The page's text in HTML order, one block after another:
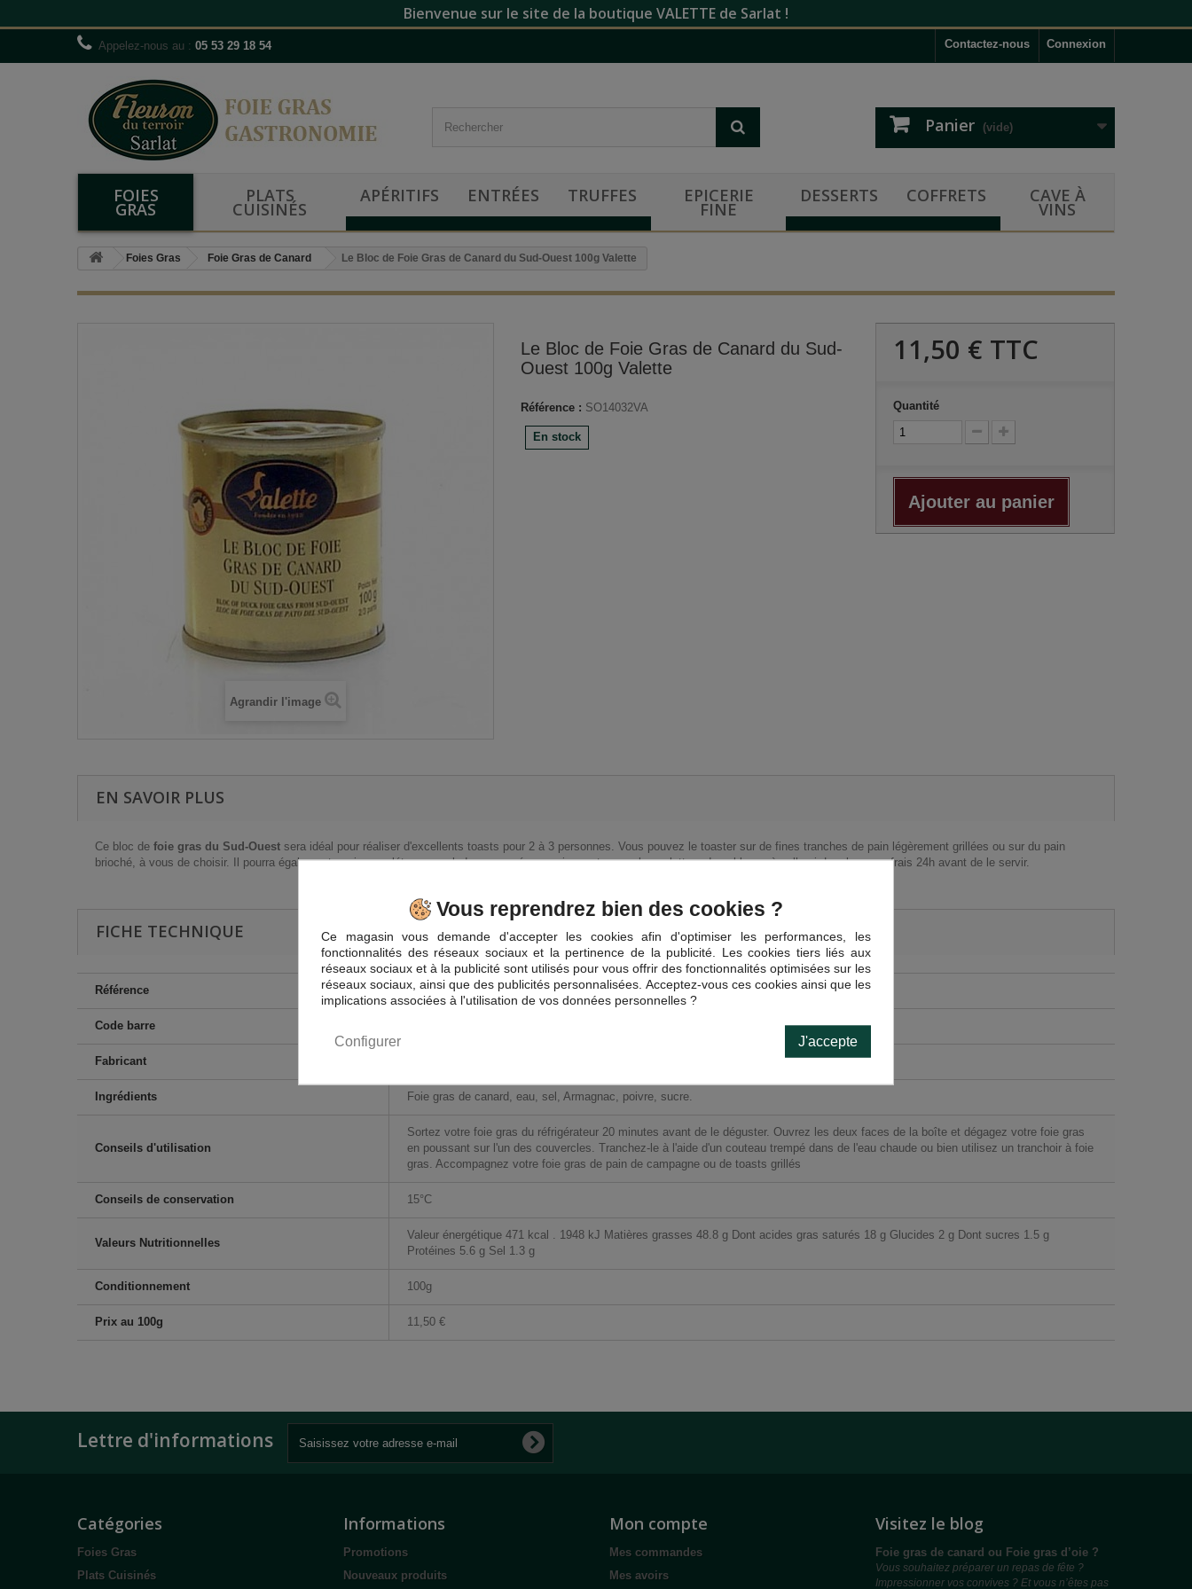
Bienvenue sur le site de la boutique VALETTE de Sarlat !
Connexion
Contactez-nous
Appelez-nous au : 05 53 29 18 54
Panier (vide)
FOIES
GRAS
PLATS
CUISINÉS
APÉRITIFS ENTRÉES TRUFFES EPICERIE
FINE
DESSERTS COFFRETS CAVE À
VINS
Foies Gras Foie Gras de Canard Le Bloc de Foie Gras de Canard du Sud-Ouest 100g Valette
Agrandir l'image
Le Bloc de Foie Gras de Canard du Sud-
Ouest 100g Valette
Référence : SO14032VA
En stock
11,50 € TTC
Quantité
Ajouter au panier
EN SAVOIR PLUS
Ce bloc de foie gras du Sud-Ouest sera idéal pour réaliser d'excellents toasts pour 2 à 3 personnes. Vous pouvez le toaster sur de fines tranches de pain légèrement grillées ou sur du pain
brioché, à vous de choisir. Il pourra également venir compléter une salade composée ce qui apportera quelques lettres de noblesse à celle-ci. Le placer au frais 24h avant de le servir.
FICHE TECHNIQUE
Référence SO14032VA
Code barre
Fabricant
Ingrédients Foie gras de canard, eau, sel, Armagnac, poivre, sucre.
Conseils d'utilisation
Sortez votre foie gras du réfrigérateur 20 minutes avant de le déguster. Ouvrez les deux faces de la boîte et dégagez votre foie gras
en poussant sur l'un des couvercles. Tranchez-le à l'aide d'un couteau trempé dans de l'eau chaude ou bien utilisez un tranchoir à foie
gras. Accompagnez votre foie gras de pain de campagne ou de toasts grillés
Conseils de conservation 15°C
Valeurs Nutritionnelles
Valeur énergétique 471 kcal . 1948 kJ Matières grasses 48.8 g Dont acides gras saturés 18 g Glucides 2 g Dont sucres 1.5 g
Protéines 5.6 g Sel 1.3 g
Conditionnement 100g
Prix au 100g 11,50 €
Lettre d'informations
Catégories
Foies Gras
Plats Cuisinés
Informations
Promotions
Nouveaux produits
Mon compte
Mes commandes
Mes avoirs
Visitez le blog
Foie gras de canard ou Foie gras d’oie ?
Vous souhaitez préparer un repas de fête ?
Impressionner vos convives ? Et vous n’êtes pas
Vous reprendrez bien des cookies ?
Ce magasin vous demande d'accepter les cookies afin d'optimiser les performances, les
fonctionnalités des réseaux sociaux et la pertinence de la publicité. Les cookies tiers liés aux
réseaux sociaux et à la publicité sont utilisés pour vous offrir des fonctionnalités optimisées sur les
réseaux sociaux, ainsi que des publicités personnalisées. Acceptez-vous ces cookies ainsi que les
implications associées à l'utilisation de vos données personnelles ?
J'accepte
Configurer